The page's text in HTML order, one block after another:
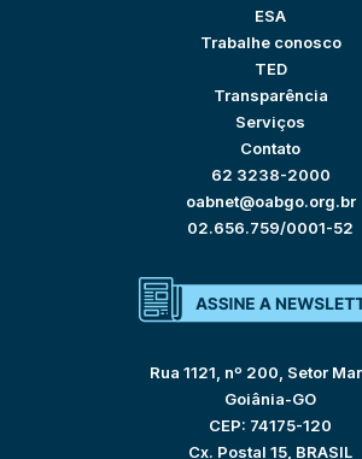
ESA
Trabalhe conosco
TED
Transparência
Serviços
Contato
62 3238-2000
oabnet@oabgo.org.br
02.656.759/0001-52
Rua 1121, nº 200, Setor
Goiânia-GO
CEP: 74175-120
Cx. Postal 15, BRASIL